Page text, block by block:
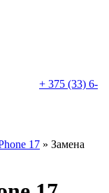
+ 375 (33) 6-
17 » Замена